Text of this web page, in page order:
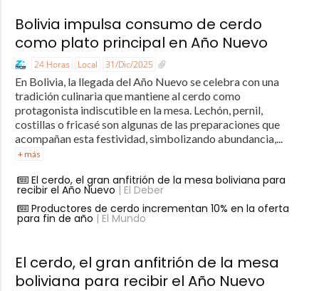
Bolivia impulsa consumo de cerdo
como plato principal en Año Nuevo
24 Horas Local 31/Dic/2025
En Bolivia, la llegada del Año Nuevo se celebra con una
tradición culinaria que mantiene al cerdo como
protagonista indiscutible en la mesa. Lechón, pernil,
costillas o fricasé son algunas de las preparaciones que
acompañan esta festividad, simbolizando abundancia,...
+ más
El cerdo, el gran anfitrión de la mesa boliviana para
recibir el Año Nuevo | El Deber
Productores de cerdo incrementan 10% en la oferta
para fin de año | El Mundo
El cerdo, el gran anfitrión de la mesa
boliviana para recibir el Año Nuevo